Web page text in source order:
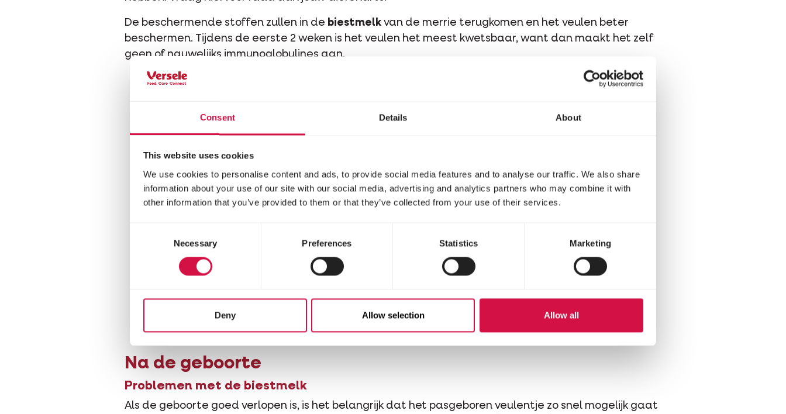
Consent Details About
This website uses cookies
We use cookies to personalise content and ads, to provide social media features and to analyse our traffic. We also share
information about your use of our site with our social media, advertising and analytics partners who may combine it with
other information that you’ve provided to them or that they’ve collected from your use of their services.
Necessary Preferences Statistics Marketing
Deny Allow selection Allow all
De beschermende stoffen zullen in de biestmelk van de merrie terugkomen en het veulen beter
beschermen. Tijdens de eerste 2 weken is het veulen het meest kwetsbaar, want dan maakt het zelf
geen of nauwelijks immunoglobulines aan.
Na de geboorte
Problemen met de biestmelk
Als de geboorte goed verlopen is, is het belangrijk dat het pasgeboren veulentje zo snel mogelijk gaat